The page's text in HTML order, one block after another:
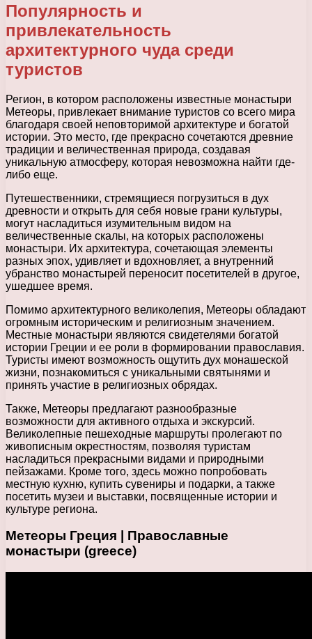
Популярность и
привлекательность
архитектурного чуда среди
туристов
Регион, в котором расположены известные монастыри
Метеоры, привлекает внимание туристов со всего мира
благодаря своей неповторимой архитектуре и богатой
истории. Это место, где прекрасно сочетаются древние
традиции и величественная природа, создавая
уникальную атмосферу, которая невозможна найти где-
либо еще.
Путешественники, стремящиеся погрузиться в дух
древности и открыть для себя новые грани культуры,
могут насладиться изумительным видом на
величественные скалы, на которых расположены
монастыри. Их архитектура, сочетающая элементы
разных эпох, удивляет и вдохновляет, а внутренний
убранство монастырей переносит посетителей в другое,
ушедшее время.
Помимо архитектурного великолепия, Метеоры обладают
огромным историческим и религиозным значением.
Местные монастыри являются свидетелями богатой
истории Греции и ее роли в формировании православия.
Туристы имеют возможность ощутить дух монашеской
жизни, познакомиться с уникальными святынями и
принять участие в религиозных обрядах.
Также, Метеоры предлагают разнообразные
возможности для активного отдыха и экскурсий.
Великолепные пешеходные маршруты пролегают по
живописным окрестностям, позволяя туристам
насладиться прекрасными видами и природными
пейзажами. Кроме того, здесь можно попробовать
местную кухню, купить сувениры и подарки, а также
посетить музеи и выставки, посвященные истории и
культуре региона.
Метеоры Греция | Православные
монастыри (greece)